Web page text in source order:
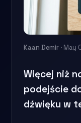
Kaan Demir · May
Więcej niż
podejście
dźwięku w